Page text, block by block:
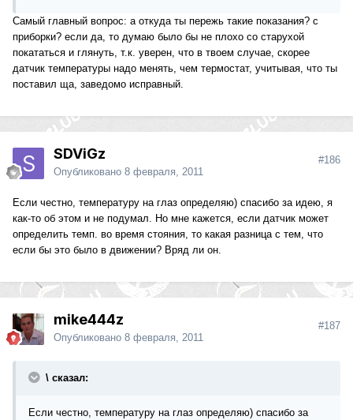
Самый главный вопрос: а откуда ты пережь такие показания? с
приборки? если да, то думаю было бы не плохо со старухой
покататься и глянуть, т.к. уверен, что в твоем случае, скорее
датчик температуры надо менять, чем термостат, учитывая, что ты
поставил ща, заведомо исправный.
SDViGz
Опубликовано 8 февраля, 2011
#186
Если честно, температуру на глаз определяю) спасибо за идею, я
как-то об этом и не подумал. Но мне кажется, если датчик может
определить темп. во время стояния, то какая разница с тем, что
если бы это было в движении? Вряд ли он.
mike444z
Опубликовано 8 февраля, 2011
#187
\ сказал:
Если честно, температуру на глаз определяю) спасибо за